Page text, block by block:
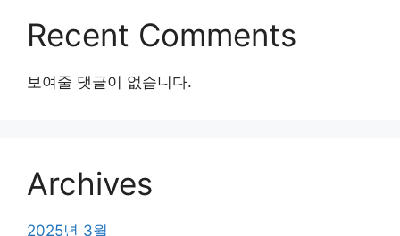
Recent Comments
보여줄 댓글이 없습니다.
Archives
2025년 3월